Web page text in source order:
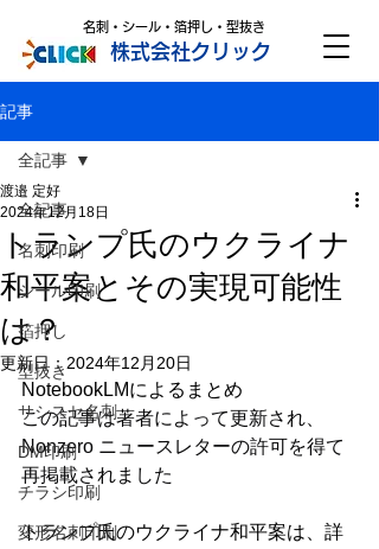
株式会社クリック
名刺・シール・箔押し・型抜き
記事
全記事
名刺印刷
シール印刷
箔押し
型抜き
サシスセ名刺
DM印刷
チラシ印刷
変形名刺印刷
全記事
トランプ氏のウクライナ
和平案とその実現可能性
は？
渡邉 定好
2024年12月18日
更新日： 2024年12月20日
NotebookLMによるまとめ
この記事は著者によって更新され、
Nonzero ニュースレターの許可を得て
再掲載されました
トランプ氏のウクライナ和平案は、詳